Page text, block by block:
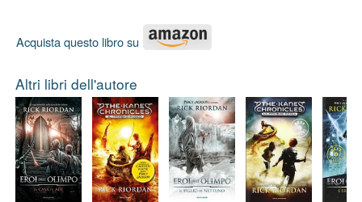
Acquista questo libro su
Altri libri dell'autore